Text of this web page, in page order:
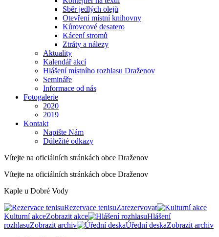
Sběr jedlých olejů
Otevření místní knihovny
Kůrovcové desatero
Kácení stromů
Ztráty a nálezy
Aktuality
Kalendář akcí
Hlášení místního rozhlasu Draženov
Semináře
Informace od nás
Fotogalerie
2020
2019
Kontakt
Napište Nám
Důležité odkazy
Vítejte na oficiálních stránkách obce Draženov
Vítejte na oficiálních stránkách obce Draženov
Kaple u Dobré Vody
Rezervace tenisuZarezervovat
Kulturní akceZobrazit akce
Hlášení
rozhlasuZobrazit archiv Úřední deskaZobrazit archiv